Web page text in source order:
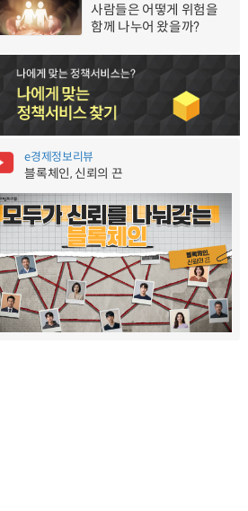
사람들은 어떻게 위험을
함께 나누어 왔을까?
e경제정보리뷰
블록체인, 신뢰의 끈